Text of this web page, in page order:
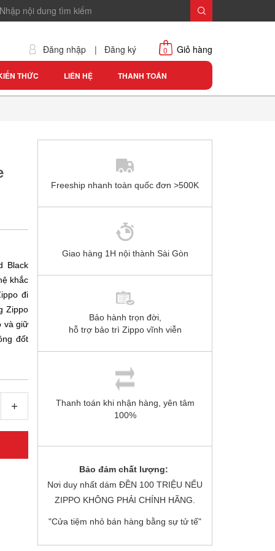
Đăng nhập | Đăng ký Giỏ hàng
0
THỨC LIÊN HỆ THANH TOÁN
Black
khắc
đi
Zippo
và giữ
đốt
+
Freeship nhanh toàn quốc đơn >500K
Giao hàng 1H nội thành Sài Gòn
Bảo hành trọn đời,
hỗ trợ bảo trì Zippo vĩnh viễn
Thanh toán khi nhận hàng, yên tâm
100%
Bảo đảm chất lượng:
Nơi duy nhất dám ĐỀN 100 TRIỆU NẾU
ZIPPO KHÔNG PHẢI CHÍNH HÃNG.
"Cửa tiệm nhỏ bán hàng bằng sự tử tế"